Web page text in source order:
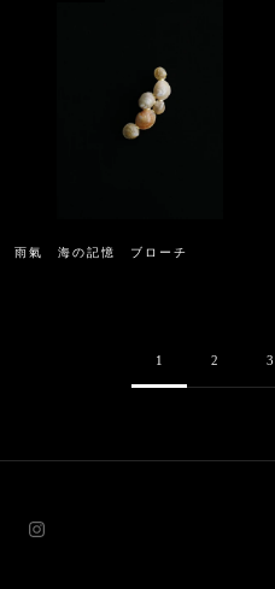
雨氣 海の記憶 ブローチ
1 2 3